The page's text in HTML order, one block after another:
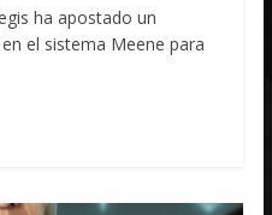
ha apostado un
el sistema Meene para